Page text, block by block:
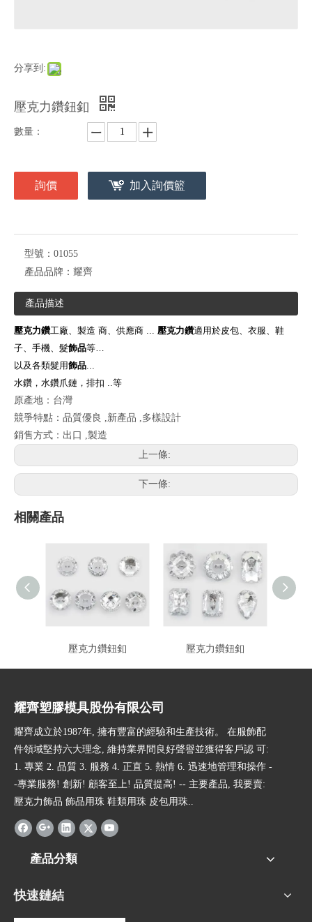
分享到:
壓克力鑽鈕釦
數量：
詢價 加入詢價籃
型號： 01055
產品品牌： 耀齊
產品描述
壓克力鑽工廠、製造 商、供應商 ... 壓克力鑽適用於皮包、衣服、鞋
子、手機、髮飾品等…
以及各類髮用飾品...
水鑽，水鑽爪鏈，排扣 ..等
原產地：台灣
競爭特點：品質優良 ,新產品 ,多樣設計
銷售方式：出口 ,製造
上一條:
下一條:
相關產品
壓克力鑽鈕釦 壓克力鑽鈕釦
耀齊塑膠模具股份有限公司
耀齊成立於1987年, 擁有豐富的經驗和生產技術。 在服飾配
件領域堅持六大理念, 維持業界間良好聲譽並獲得客戶認 可:
1. 專業 2. 品質 3. 服務 4. 正直 5. 熱情 6. 迅速地管理和操作 -
-專業服務! 創新! 顧客至上! 品質提高! -- 主要產品, 我要賣:
壓克力飾品 飾品用珠 鞋類用珠 皮包用珠..
產品分類
快速鏈結